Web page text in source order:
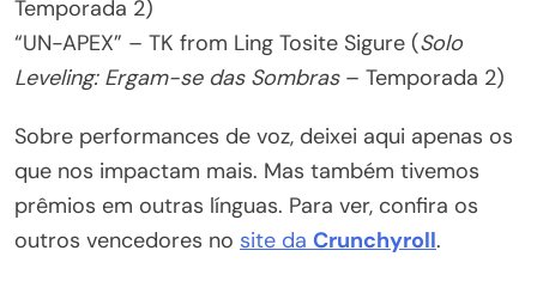
Temporada 2)
“UN-APEX” – TK from Ling Tosite Sigure (Solo
Leveling: Ergam-se das Sombras– Temporada 2)
Sobre performances de voz, deixei aqui apenas os
que nos impactam mais. Mas também tivemos
prêmios em outras línguas. Para ver, confira os
outros vencedores no site da Crunchyroll.